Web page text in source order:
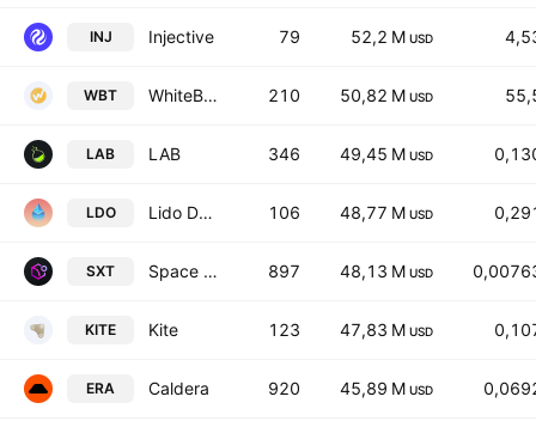
INJ Injective 79 52,2 M USD
WBT WhiteBIT Coin 210 50,82 M USD
LAB LAB 346 49,45 M USD
LDO Lido DAO 106 48,77 M USD
SXT Space and Time 897 48,13 M USD
KITE Kite 123 47,83 M USD
ERA Caldera 920 45,89 M USD